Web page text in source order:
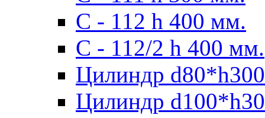
C - 112 h 400 мм.
С - 112/2 h 400 мм.
Цилиндр
Цилиндр